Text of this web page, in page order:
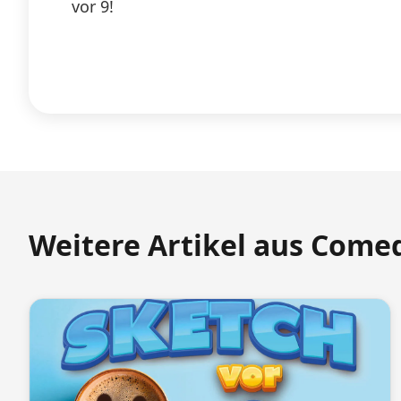
vor 9!
Weitere Artikel aus